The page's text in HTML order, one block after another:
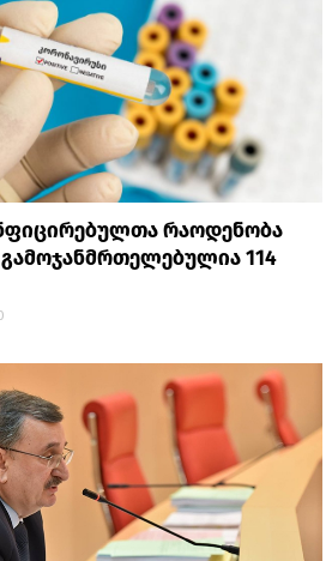
რაოდენობა
114